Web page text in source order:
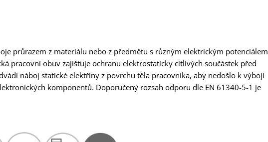
průrazem z materiálu nebo z předmětu s různým elektrickým potenciálem
pracovní obuv zajišťuje ochranu elektrostaticky citlivých součástek před
náboj statické elektřiny z povrchu těla pracovníka, aby nedošlo k výboji
komponentů. Doporučený rozsah odporu dle EN 61340-5-1 je